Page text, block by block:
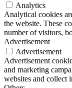
Analytics
Analytical cookies
the website. These
number of visitors,
Advertisement
Advertisement
Advertisement
and marketing
websites and collect